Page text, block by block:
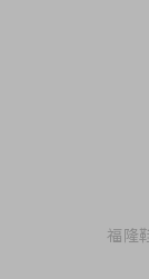
福隆